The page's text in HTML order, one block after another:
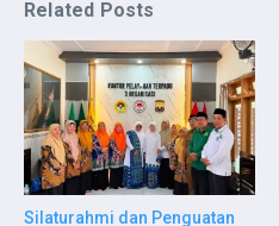
Related Posts
Silaturahmi dan Penguatan